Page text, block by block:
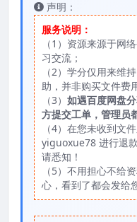
声明：
服务说明：
（1）资源来源于网
习交流；
（2）学分仅用来维
助，并非购买文件费
（3） 如遇百度网盘
方提交工单，管理员
（4）在您未收到文
yiguoxue78 进行退
请悉知！
（5）不用担心不给
心，看到了都会发给